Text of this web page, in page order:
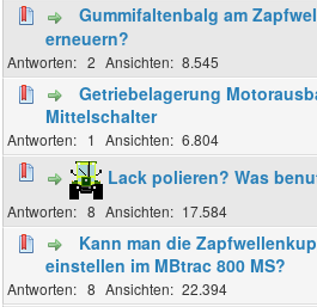
Gummifaltenbalg am
erneuern?
2 8.545
Getriebelagerung
Mittelschalter
1 6.804
Lack polieren? Was
8 17.584
Kann man die
einstellen im MBtrac 800 MS?
8 22.394